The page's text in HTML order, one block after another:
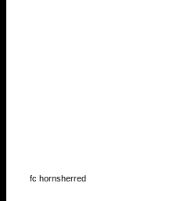
fc hornsherred